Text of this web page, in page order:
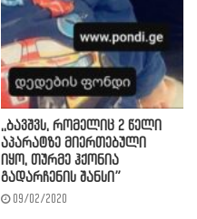
,,ბავშვს, რომელიც 2 წელი
აპარატზე მიერთებული
იყო, თურმე ჰქონია
გადარჩენის შანსი”
09/02/2020